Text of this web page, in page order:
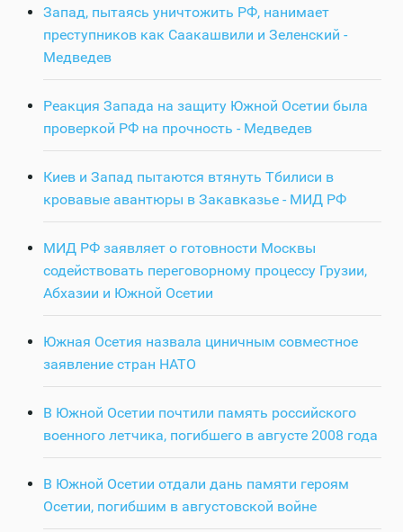
Запад, пытаясь уничтожить РФ, нанимает
преступников как Саакашвили и Зеленский -
Медведев
Реакция Запада на защиту Южной Осетии была
проверкой РФ на прочность - Медведев
Киев и Запад пытаются втянуть Тбилиси в
кровавые авантюры в Закавказье - МИД РФ
МИД РФ заявляет о готовности Москвы
содействовать переговорному процессу Грузии,
Абхазии и Южной Осетии
Южная Осетия назвала циничным совместное
заявление стран НАТО
В Южной Осетии почтили память российского
военного летчика, погибшего в августе 2008 года
В Южной Осетии отдали дань памяти героям
Осетии, погибшим в августовской войне